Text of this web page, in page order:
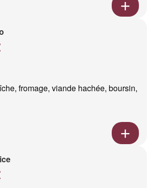
fromage, viande hachée, boursin,